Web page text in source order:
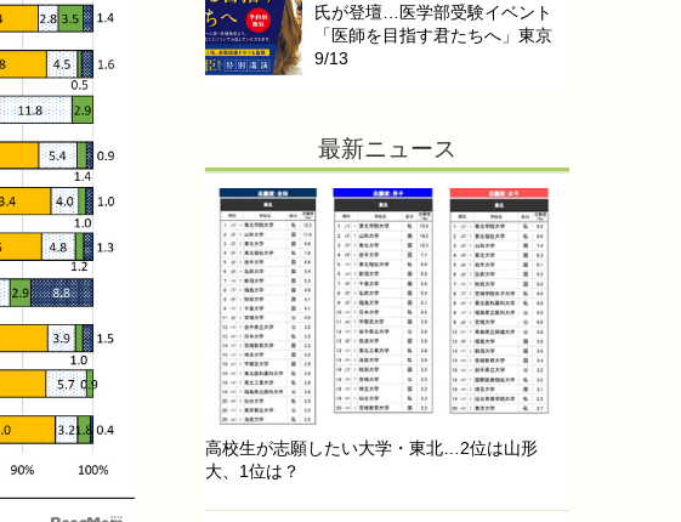
氏が登壇…医学部受験イベント
「医師を目指す君たちへ」東京
9/13
最新ニュース
高校生が志願したい大学・東北…2位は山形
大、1位は？